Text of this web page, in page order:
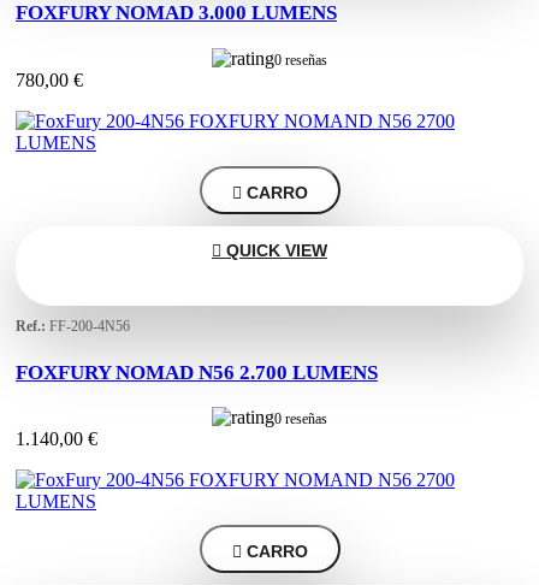
FOXFURY NOMAD 3.000 LUMENS
0 reseñas
780,00 €
 CARRO
 QUICK VIEW
Ref.: FF-200-4N56
FOXFURY NOMAD N56 2.700 LUMENS
0 reseñas
1.140,00 €
 CARRO